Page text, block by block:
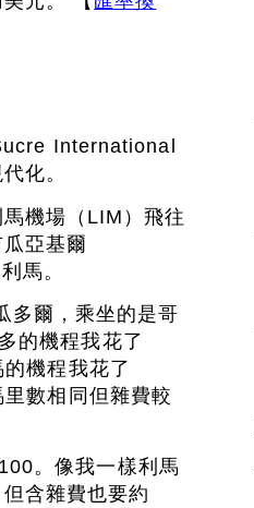
International
化。
機場（LIM）飛往
亞基爾
馬。
多爾，乘坐的是哥
的機程我花了
機程我花了
數相同但雜費較
。像我一樣利馬
含雜費也要約